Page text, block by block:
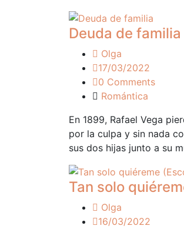
Deuda de familia
Olga
17/03/2022
0 Comments
Romántica
En 1899, Rafael Vega
por la culpa y sin nada
sus dos hijas junto a su
Tan solo
Olga
16/03/2022